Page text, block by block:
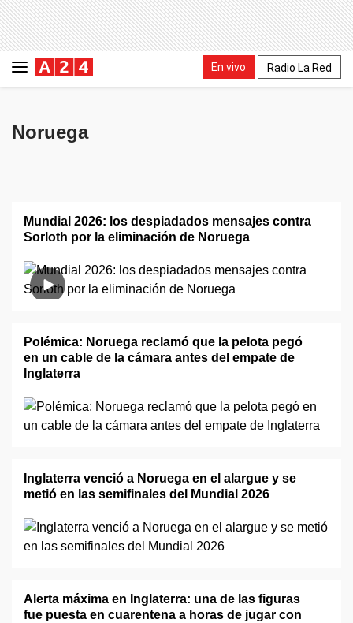
En vivo Radio La Red
Noruega
Mundial 2026: los despiadados mensajes contra
Sorloth por la eliminación de Noruega
Polémica: Noruega reclamó que la pelota pegó
en un cable de la cámara antes del empate de
Inglaterra
Inglaterra venció a Noruega en el alargue y se
metió en las semifinales del Mundial 2026
Alerta máxima en Inglaterra: una de las figuras
fue puesta en cuarentena a horas de jugar con